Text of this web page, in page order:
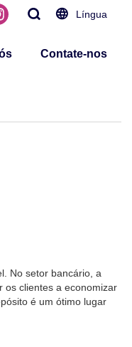
Língua
Contate-nos
No setor bancário, a
os clientes a economizar
é um ótimo lugar